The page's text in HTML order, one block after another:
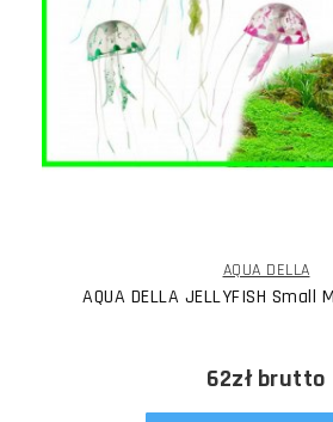
AQUA DELLA
AQUA DELLA JELLYFISH Small
62złbrutto